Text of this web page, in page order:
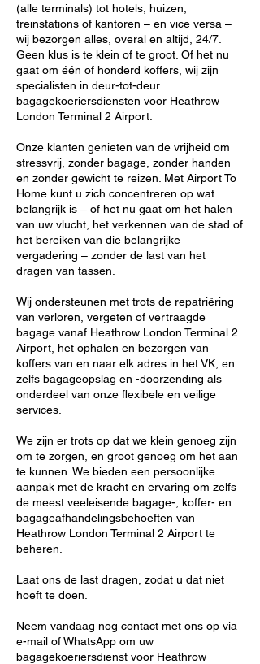
(alle terminals) tot hotels, huizen,
treinstations of kantoren – en vice versa –
wij bezorgen alles, overal en altijd, 24/7.
Geen klus is te klein of te groot. Of het nu
gaat om één of honderd koffers, wij zijn
specialisten in deur-tot-deur
bagagekoeriersdiensten voor Heathrow
London Terminal 2 Airport.
Onze klanten genieten van de vrijheid om
stressvrij, zonder bagage, zonder handen
en zonder gewicht te reizen. Met Airport To
Home kunt u zich concentreren op wat
belangrijk is – of het nu gaat om het halen
van uw vlucht, het verkennen van de stad of
het bereiken van die belangrijke
vergadering – zonder de last van het
dragen van tassen.
Wij ondersteunen met trots de repatriëring
van verloren, vergeten of vertraagde
bagage vanaf Heathrow London Terminal 2
Airport, het ophalen en bezorgen van
koffers van en naar elk adres in het VK, en
zelfs bagageopslag en -doorzending als
onderdeel van onze flexibele en veilige
services.
We zijn er trots op dat we klein genoeg zijn
om te zorgen, en groot genoeg om het aan
te kunnen. We bieden een persoonlijke
aanpak met de kracht en ervaring om zelfs
de meest veeleisende bagage-, koffer- en
bagageafhandelingsbehoeften van
Heathrow London Terminal 2 Airport te
beheren.
Laat ons de last dragen, zodat u dat niet
hoeft te doen.
Neem vandaag nog contact met ons op via
e-mail of WhatsApp om uw
bagagekoeriersdienst voor Heathrow